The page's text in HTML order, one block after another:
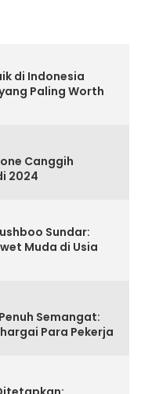
di Indonesia
Paling Worth
Canggih
2024
Sundar:
Muda di Usia
Semangat:
Para Pekerja